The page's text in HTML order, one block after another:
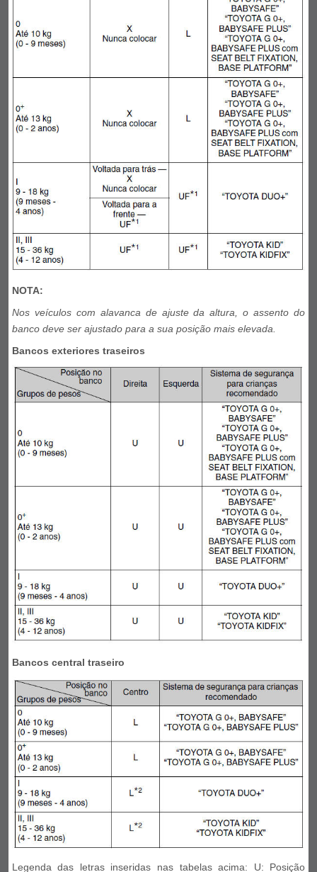
NOTA:
Nos veículos com alavanca de ajuste da altura, o assento do
banco deve ser ajustado para a sua posição mais elevada.
Bancos exteriores traseiros
Bancos central traseiro
Legenda das letras inseridas nas tabelas acima: U: Posição